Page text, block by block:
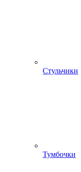
Стульчики
Тумбочки